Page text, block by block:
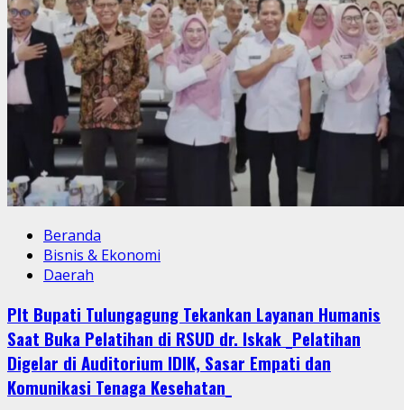
Beranda
Bisnis & Ekonomi
Daerah
Plt Bupati Tulungagung Tekankan Layanan Humanis
Saat Buka Pelatihan di RSUD dr. Iskak _Pelatihan
Digelar di Auditorium IDIK, Sasar Empati dan
Komunikasi Tenaga Kesehatan_